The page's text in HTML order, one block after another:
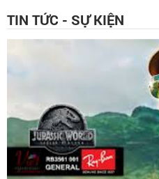
TIN TỨC - SỰ KIỆN